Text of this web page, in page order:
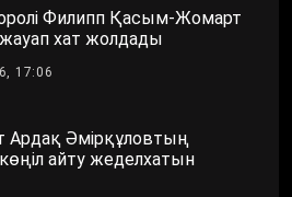
Филипп Қасым-Жомарт
хат жолдады
17:06
Ардақ Әмірқұловтың
айту жеделхатын